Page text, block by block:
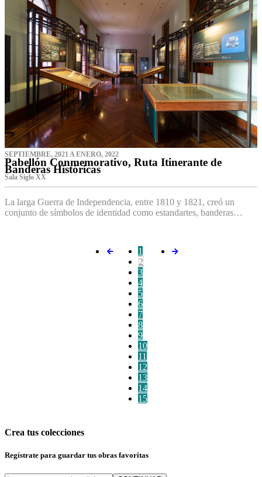
SEPTIEMBRE, 2021 A ENERO, 2022
Pabellón Conmemorativo, Ruta Itinerante de
Banderas Históricas
Sala Siglo XX
La larga Guerra de Independencia, entre 1810 y 1821, creó un
conjunto de símbolos de identidad como estandartes, banderas…
1
2
3
4
5
6
7
8
9
10
11
12
13
14
15
Crea tus colecciones
Regístrate para guardar tus obras favoritas